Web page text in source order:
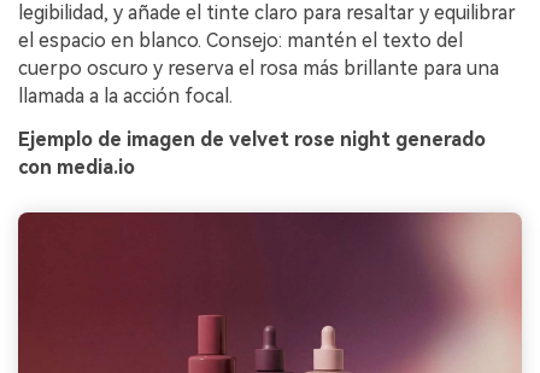
legibilidad, y añade el tinte claro para resaltar y equilibrar
el espacio en blanco. Consejo: mantén el texto del
cuerpo oscuro y reserva el rosa más brillante para una
llamada a la acción focal.
Ejemplo de imagen de velvet rose night generado
con media.io